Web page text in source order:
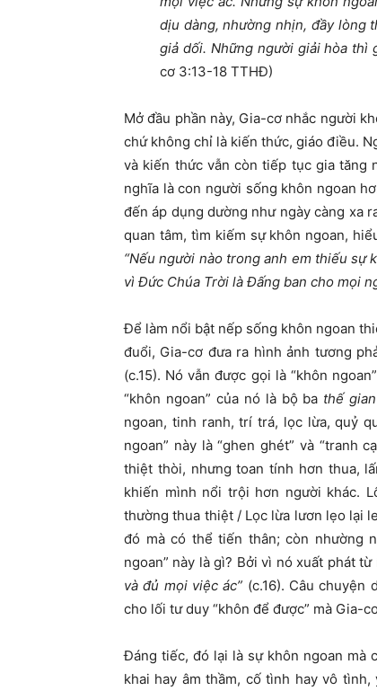
dịu dàng, nhường nhịn, đầy lòng
giả dối. Những người giải hòa thì
cơ 3:13-18 TTHĐ)
Mở đầu phần này, Gia-cơ nhắc người
chứ không chỉ là kiến thức, giáo điều.
và kiến thức vẫn còn tiếp tục gia tăng
nghĩa là con người sống khôn ngoan
đến áp dụng dường như ngày càng xa
quan tâm, tìm kiếm sự khôn ngoan,
“Nếu người nào trong anh em thiếu sự
vì Đức Chúa Trời là Đấng ban cho mọi
Để làm nổi bật nếp sống khôn ngoan
đuổi, Gia-cơ đưa ra hình ảnh tương
(c.15). Nó vẫn được gọi là “khôn
“khôn ngoan” của nó là bộ ba thế
ngoan, tinh ranh, trí trá, lọc lừa, quỷ
ngoan” này là “ghen ghét” và “tranh
thiệt thòi, nhưng toan tính hơn thua,
khiến mình nổi trội hơn người khác.
thường thua thiệt / Lọc lừa lươn lẹo lại
đó mà có thể tiến thân; còn nhường
ngoan” này là gì? Bởi vì nó xuất phát
và đủ mọi việc ác” (c.16). Câu
cho lối tư duy “khôn để được” mà Gia-
Đáng tiếc, đó lại là sự khôn ngoan mà
khai hay âm thầm, cố tình hay vô